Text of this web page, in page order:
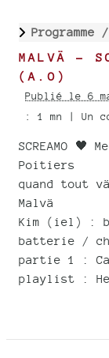
Programme /
MALVÄ -
(A.O)
Publié le 6
: 1 mn | Un
SCREAMO
Poitiers
quand tout
Malvä
Kim (iel) :
batterie /
partie 1 :
playlist :